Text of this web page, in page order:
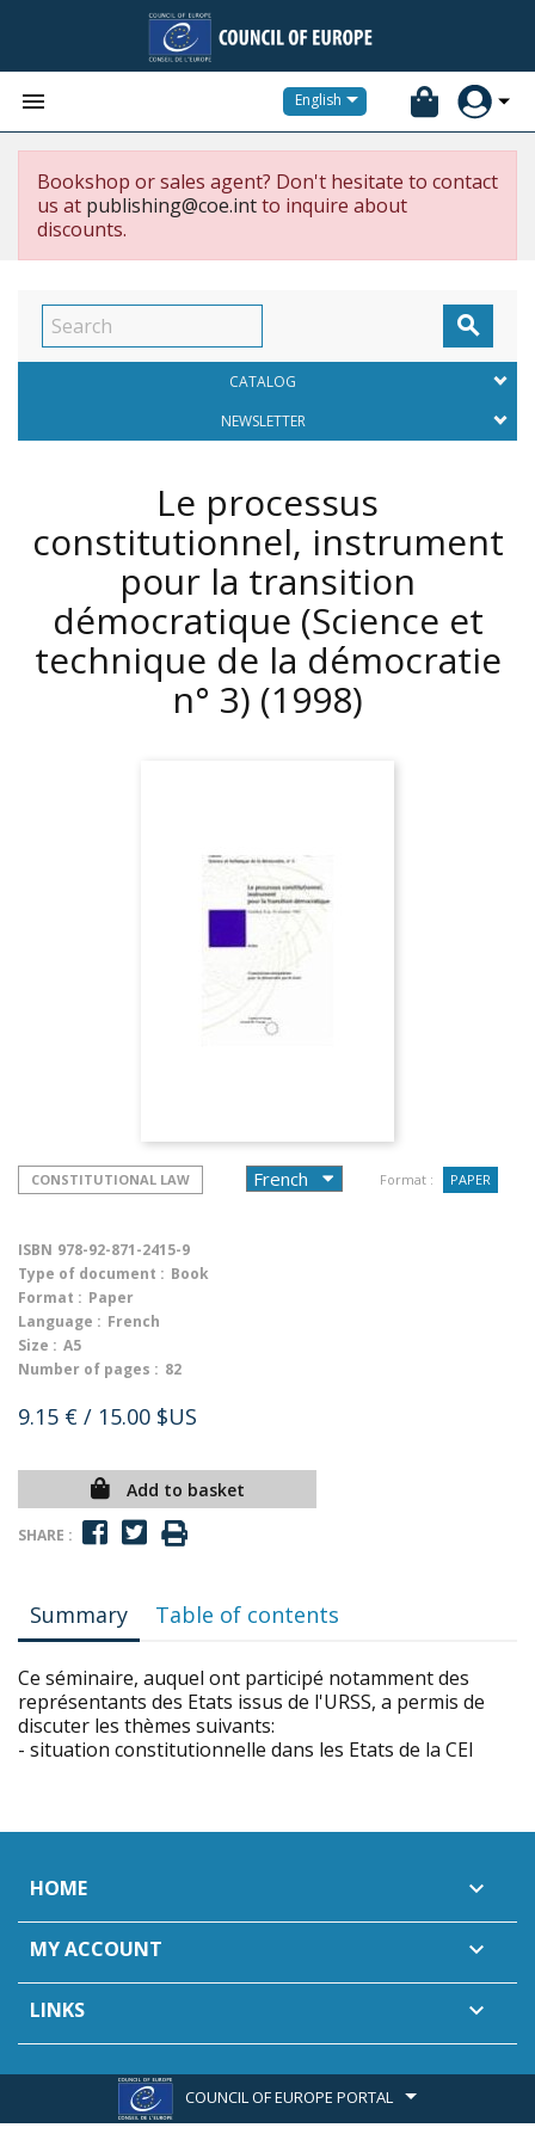
 English
Bookshop or sales agent? Don't hesitate to contact
us at publishing@coe.intto inquire about
discounts.

CATALOG
NEWSLETTER
Le processus
constitutionnel, instrument
pour la transition
démocratique (Science et
technique de la démocratie
n° 3) (1998)
CONSTITUTIONAL LAW Format : PAPER
ISBN 978-92-871-2415-9
Type of document : Book
Format : Paper
Language : French
Size : A5
Number of pages : 82
9.15 € / 15.00 $US
Add to basket
SHARE :
Summary Table of contents
Ce séminaire, auquel ont participé notamment des
représentants des Etats issus de l'URSS, a permis de
discuter les thèmes suivants:
- situation constitutionnelle dans les Etats de la CEI
HOME 
MY ACCOUNT 
LINKS 
COUNCIL OF EUROPE PORTAL